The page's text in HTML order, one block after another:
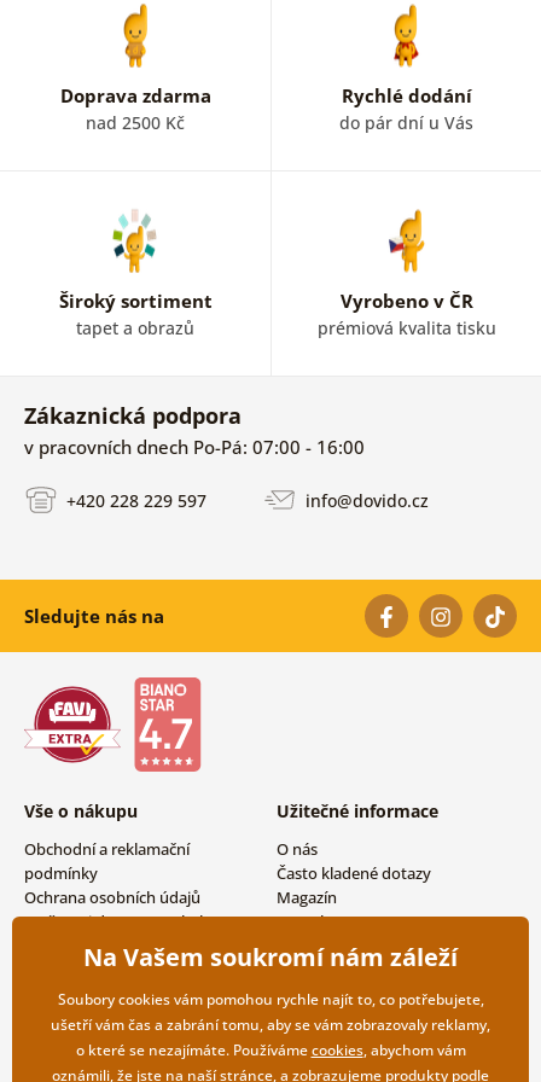
Doprava zdarma
nad 2500 Kč
Rychlé dodání
do pár dní u Vás
Široký sortiment
tapet a obrazů
Vyrobeno v ČR
prémiová kvalita tisku
Zákaznická podpora
v pracovních dnech Po-Pá: 07:00 - 16:00
+420 228 229 597 info@dovido.cz
Sledujte nás na
Vše o nákupu
Obchodní a reklamační
podmínky
Ochrana osobních údajů
Možnosti dopravy a platby
Vrácení zboží
Užitečné informace
O nás
Často kladené dotazy
Magazín
Kontakty
Velkoobchodní spolupráce
Na Vašem soukromí nám záleží
Soubory cookies vám pomohou rychle najít to, co potřebujete,
ušetří vám čas a zabrání tomu, aby se vám zobrazovaly reklamy,
o které se nezajímáte. Používámecookies, abychom vám
oznámili, že jste na naší stránce, a zobrazujeme produkty podle